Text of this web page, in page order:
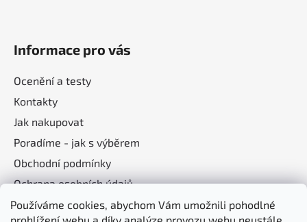
Používáme cookies, abychom Vám umožnili pohodlné
Informace pro vás
Ocenění a testy
Kontakty
Jak nakupovat
Poradíme - jak s výběrem
Obchodní podmínky
Ochrana osobních údajů